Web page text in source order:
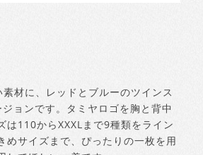
材に、レッドとブルーのツインス
ョンです。タミヤロゴを胸と背中
110からXXXLまで9種類をライン
サイズまで、ぴったりの一枚を用